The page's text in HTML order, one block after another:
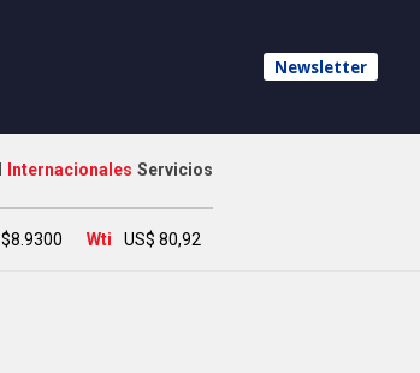
Newsletter
Internacionales Servicios
$8.9300 Wti US$ 80,92